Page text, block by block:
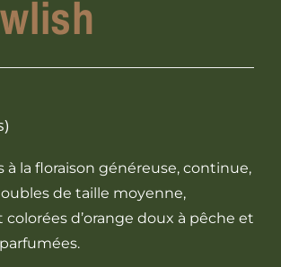
à la floraison généreuse, continue,
de taille moyenne,
d’orange doux à pêche et